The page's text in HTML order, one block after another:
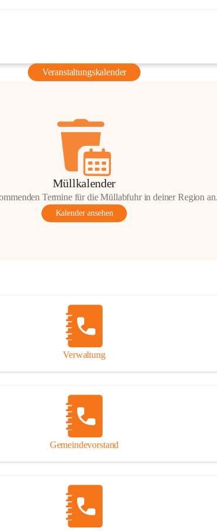
Veranstaltungskalender
Müllkalender
Termine für die Müllabfuhr in deiner Region an.
Kalender ansehen
Verwaltung
Gemeindevorstand